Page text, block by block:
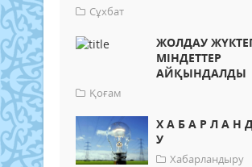
Сұхбат
ЖОЛДАУ
МІНДЕТТЕР
АЙҚЫНДАЛДЫ
Қоғам
Х А Б А Р Л А Н
У
Хабарландыру